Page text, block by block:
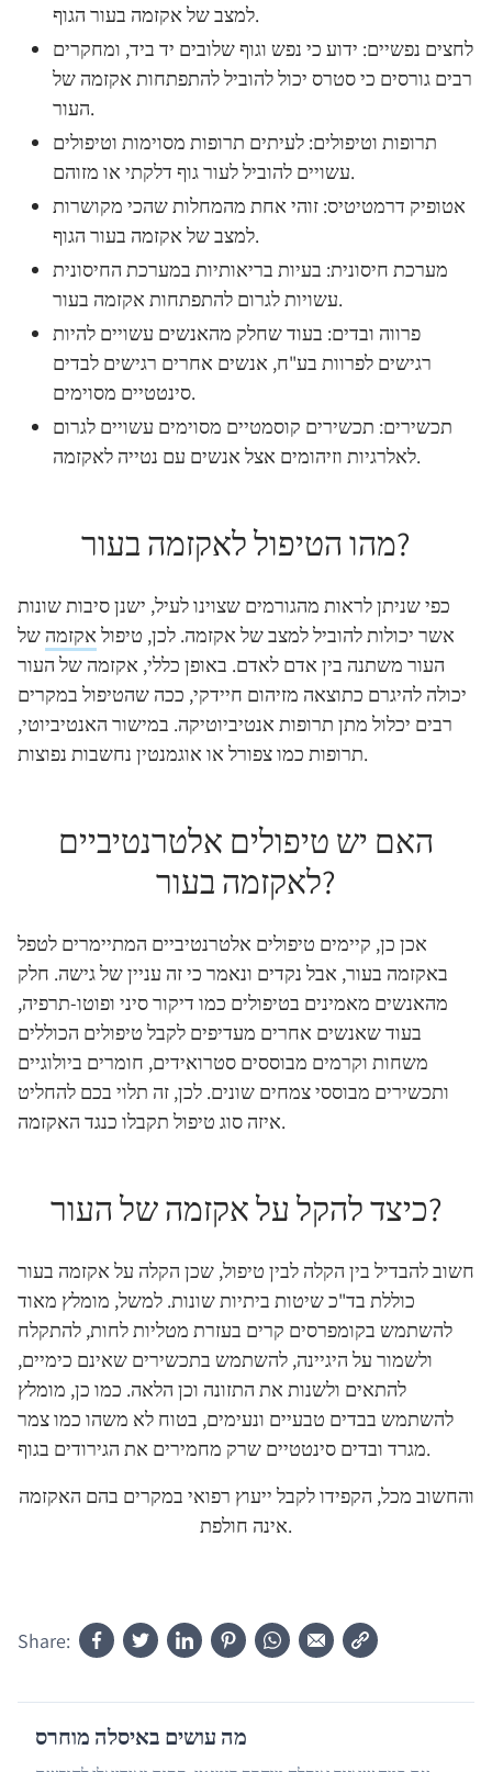
למצב של אקזמה בעור הגוף.
לחצים נפשיים: ידוע כי נפש וגוף שלובים יד ביד, ומחקרים
רבים גורסים כי סטרס יכול להוביל להתפתחות אקזמה של
העור.
תרופות וטיפולים: לעיתים תרופות מסוימות וטיפולים
עשויים להוביל לעור גוף דלקתי או מזוהם.
אטופיק דרמטיטיס: זוהי אחת מהמחלות שהכי מקושרות
למצב של אקזמה בעור הגוף.
מערכת חיסונית: בעיות בריאותיות במערכת החיסונית
עשויות לגרום להתפתחות אקזמה בעור.
פרווה ובדים: בעוד שחלק מהאנשים עשויים להיות
רגישים לפרוות בע"ח, אנשים אחרים רגישים לבדים
סינטטיים מסוימים.
תכשירים: תכשירים קוסמטיים מסוימים עשויים לגרום
לאלרגיות וזיהומים אצל אנשים עם נטייה לאקזמה.
מהו הטיפול לאקזמה בעור?
כפי שניתן לראות מהגורמים שצוינו לעיל, ישנן סיבות שונות
אשר יכולות להוביל למצב של אקזמה. לכן, טיפול אקזמה של
העור משתנה בין אדם לאדם. באופן כללי, אקזמה של העור
יכולה להיגרם כתוצאה מזיהום חיידקי, ככה שהטיפול במקרים
רבים יכלול מתן תרופות אנטיביוטיקה. במישור האנטיביוטי,
תרופות כמו צפורל או אוגמנטין נחשבות נפוצות.
האם יש טיפולים אלטרנטיביים
לאקזמה בעור?
אכן כן, קיימים טיפולים אלטרנטיביים המתיימרים לטפל
באקזמה בעור, אבל נקדים ונאמר כי זה עניין של גישה. חלק
מהאנשים מאמינים בטיפולים כמו דיקור סיני ופוטו-תרפיה,
בעוד שאנשים אחרים מעדיפים לקבל טיפולים הכוללים
משחות וקרמים מבוססים סטרואידים, חומרים ביולוגיים
ותכשירים מבוססי צמחים שונים. לכן, זה תלוי בכם להחליט
איזה סוג טיפול תקבלו כנגד האקזמה.
כיצד להקל על אקזמה של העור?
חשוב להבדיל בין הקלה לבין טיפול, שכן הקלה על אקזמה בעור
כוללת בד"כ שיטות ביתיות שונות. למשל, מומלץ מאוד
להשתמש בקומפרסים קרים בעזרת מטליות לחות, להתקלח
ולשמור על היגיינה, להשתמש בתכשירים שאינם כימיים,
להתאים ולשנות את התזונה וכן הלאה. כמו כן, מומלץ
להשתמש בבדים טבעיים ונעימים, בטוח לא משהו כמו צמר
מגרד ובדים סינטטיים שרק מחמירים את הגירודים בגוף.
והחשוב מכל, הקפידו לקבל ייעוץ רפואי במקרים בהם האקזמה
אינה חולפת.
Share:
מה עושים באיסלה מוחרס